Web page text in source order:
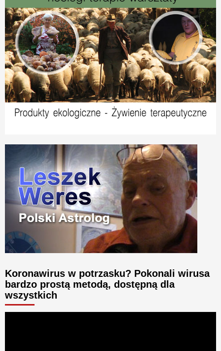
Koronawirus w potrzasku? Pokonali wirusa
bardzo prostą metodą, dostępną dla
wszystkich